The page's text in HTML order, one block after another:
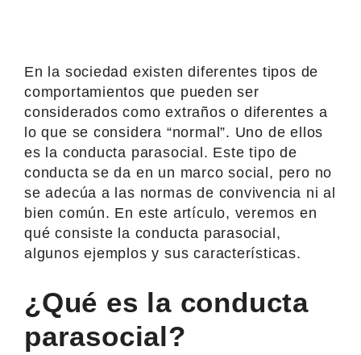
En la sociedad existen diferentes tipos de
comportamientos que pueden ser
considerados como extraños o diferentes a
lo que se considera “normal”. Uno de ellos
es la conducta parasocial. Este tipo de
conducta se da en un marco social, pero no
se adecúa a las normas de convivencia ni al
bien común. En este artículo, veremos en
qué consiste la conducta parasocial,
algunos ejemplos y sus características.
¿Qué es la conducta
parasocial?